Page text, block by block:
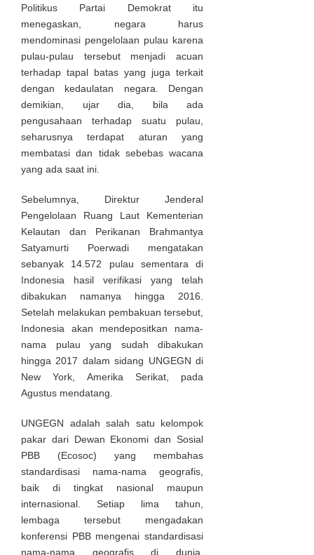
Politikus Partai Demokrat itu
menegaskan, negara harus
mendominasi pengelolaan pulau karena
pulau-pulau tersebut menjadi acuan
terhadap tapal batas yang juga terkait
dengan kedaulatan negara. Dengan
demikian, ujar dia, bila ada
pengusahaan terhadap suatu pulau,
seharusnya terdapat aturan yang
membatasi dan tidak sebebas wacana
yang ada saat ini.
Sebelumnya, Direktur Jenderal
Pengelolaan Ruang Laut Kementerian
Kelautan dan Perikanan Brahmantya
Satyamurti Poerwadi mengatakan
sebanyak 14.572 pulau sementara di
Indonesia hasil verifikasi yang telah
dibakukan namanya hingga 2016.
Setelah melakukan pembakuan tersebut,
Indonesia akan mendepositkan nama-
nama pulau yang sudah dibakukan
hingga 2017 dalam sidang UNGEGN di
New York, Amerika Serikat, pada
Agustus mendatang.
UNGEGN adalah salah satu kelompok
pakar dari Dewan Ekonomi dan Sosial
PBB (Ecosoc) yang membahas
standardisasi nama-nama geografis,
baik di tingkat nasional maupun
internasional. Setiap lima tahun,
lembaga tersebut mengadakan
konferensi PBB mengenai standardisasi
nama-nama geografis di dunia.